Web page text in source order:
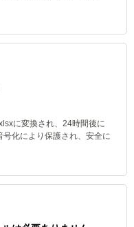
に変換され、24時間後に
化により保護され、安全に